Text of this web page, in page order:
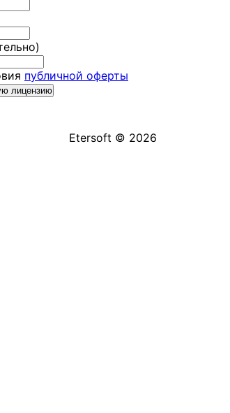
публичной оферты
лицензию
Etersoft © 2026